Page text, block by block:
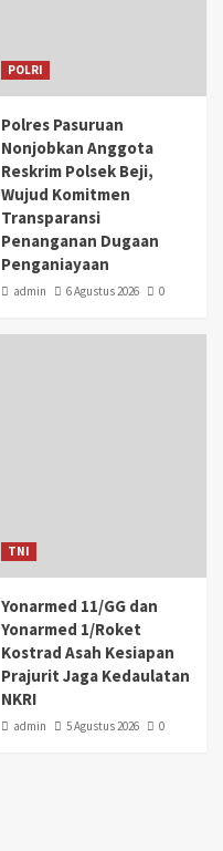
POLRI
Polres Pasuruan
Nonjobkan Anggota
Reskrim Polsek Beji,
Wujud Komitmen
Transparansi
Penanganan Dugaan
Penganiayaan
admin 6 Agustus 2026 0
TNI
Yonarmed 11/GG dan
Yonarmed 1/Roket
Kostrad Asah Kesiapan
Prajurit Jaga Kedaulatan
NKRI
admin 5 Agustus 2026 0